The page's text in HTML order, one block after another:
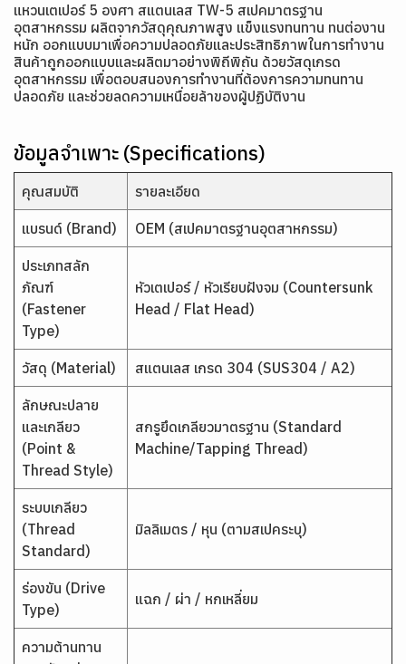
แหวนเตเปอร์ 5 องศา สแตนเลส TW-5 สเปคมาตรฐาน
อุตสาหกรรม ผลิตจากวัสดุคุณภาพสูง แข็งแรงทนทาน ทนต่องาน
หนัก ออกแบบมาเพื่อความปลอดภัยและประสิทธิภาพในการทำงาน
สินค้าถูกออกแบบและผลิตมาอย่างพิถีพิถัน ด้วยวัสดุเกรด
อุตสาหกรรม เพื่อตอบสนองการทำงานที่ต้องการความทนทาน
ปลอดภัย และช่วยลดความเหนื่อยล้าของผู้ปฏิบัติงาน
ข้อมูลจำเพาะ (Specifications)
คุณสมบัติ รายละเอียด
แบรนด์ (Brand) OEM (สเปคมาตรฐานอุตสาหกรรม)
ประเภทสลัก
ภัณฑ์
(Fastener
Type)
หัวเตเปอร์ / หัวเรียบฝังจม (Countersunk
Head / Flat Head)
วัสดุ (Material) สแตนเลส เกรด 304 (SUS304 / A2)
ลักษณะปลาย
และเกลียว
(Point &
Thread Style)
สกรูยึดเกลียวมาตรฐาน (Standard
Machine/Tapping Thread)
ระบบเกลียว
(Thread
Standard)
มิลลิเมตร / หุน (ตามสเปคระบุ)
ร่องขัน (Drive
Type)
แฉก / ผ่า / หกเหลี่ยม
ความต้านทาน